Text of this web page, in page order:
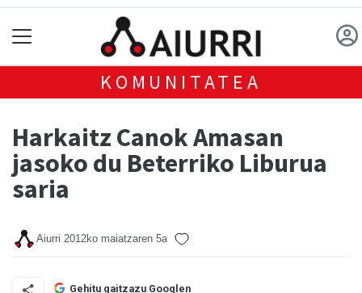
KOMUNITATEA
Harkaitz Canok Amasan
jasoko du Beterriko Liburua
saria
Aiurri 2012ko maiatzaren 5a
Gehitu gaitzazu Googlen